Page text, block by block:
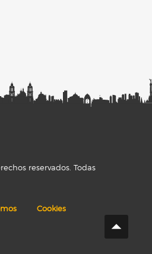
reservados. Todas
Cookies